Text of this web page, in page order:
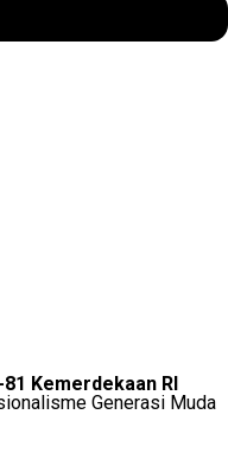
81 Kemerdekaan RI
Generasi Muda